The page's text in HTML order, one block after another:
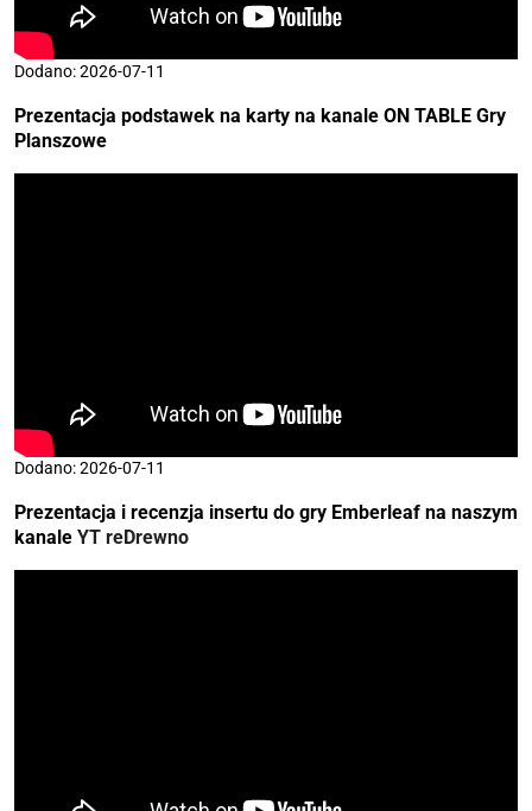
Dodano: 2026-07-11
Prezentacja podstawek na karty na kanale ON TABLE Gry
Planszowe
Dodano: 2026-07-11
Prezentacja i recenzja insertu do gry Emberleaf na naszym
kanale YT reDrewno